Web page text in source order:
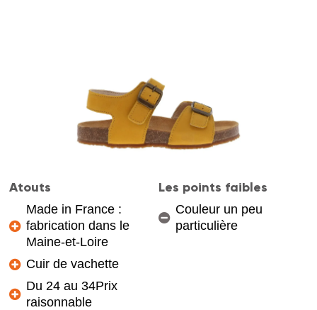
Atouts
Made in France :
fabrication dans le
Maine-et-Loire
Cuir de vachette
Du 24 au 34Prix
raisonnable
Les points faibles
Couleur un peu
particulière